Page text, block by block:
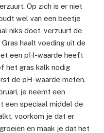
Op zich is er niet
wel van een beetje
niks doet, verzuurt de
haalt voeding uit de
een pH-waarde heeft
het gras kalk nodig
de pH-waarde meten.
je neemt een
een speciaal middel de
voorkom je dat er
en maak je dat het